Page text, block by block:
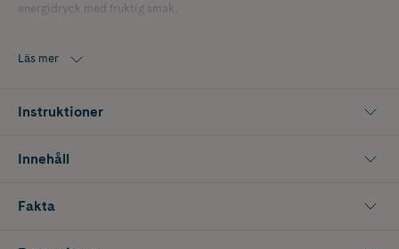
energidryck med fruktig smak.
Läs mer
Instruktioner
Innehåll
Fakta